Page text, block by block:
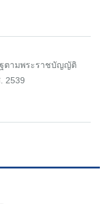
ตามพระราชบัญญัติ
2539